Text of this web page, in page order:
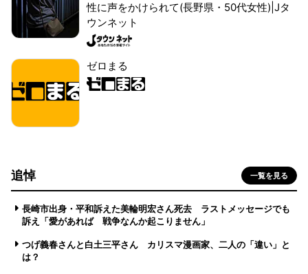
性に声をかけられて(長野県・50代女性)|Jタ
ウンネット
ゼロまる
追悼 一覧を見る
長崎市出身・平和訴えた美輪明宏さん死去 ラストメッセージでも
訴え「愛があれば 戦争なんか起こりません」
つげ義春さんと白土三平さん カリスマ漫画家、二人の「違い」と
は？